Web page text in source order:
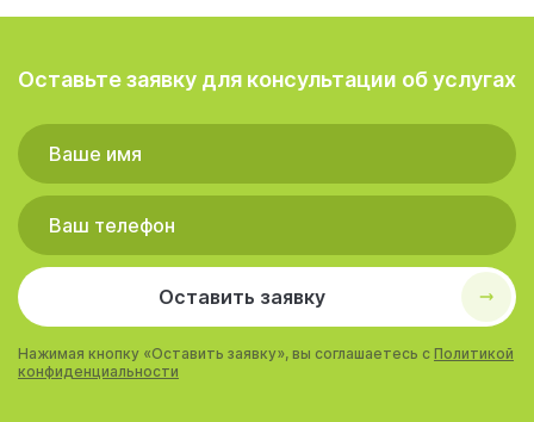
Оставьте заявку для консультации об услугах
Оставить заявку
Нажимая кнопку «Оставить заявку», вы соглашаетесь с Политикой
конфиденциальности